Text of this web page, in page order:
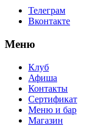
Телеграм
Вконтакте
Меню
Клуб
Афиша
Контакты
Сертификат
Меню и бар
Магазин